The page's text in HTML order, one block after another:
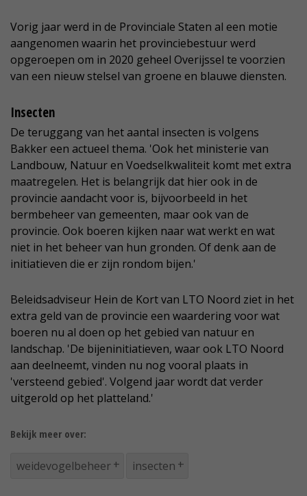
Vorig jaar werd in de Provinciale Staten al een motie
aangenomen waarin het provinciebestuur werd
opgeroepen om in 2020 geheel Overijssel te voorzien
van een nieuw stelsel van groene en blauwe diensten.
Insecten
De teruggang van het aantal insecten is volgens
Bakker een actueel thema. 'Ook het ministerie van
Landbouw, Natuur en Voedselkwaliteit komt met extra
maatregelen. Het is belangrijk dat hier ook in de
provincie aandacht voor is, bijvoorbeeld in het
bermbeheer van gemeenten, maar ook van de
provincie. Ook boeren kijken naar wat werkt en wat
niet in het beheer van hun gronden. Of denk aan de
initiatieven die er zijn rondom bijen.'
Beleidsadviseur Hein de Kort van LTO Noord ziet in het
extra geld van de provincie een waardering voor wat
boeren nu al doen op het gebied van natuur en
landschap. 'De bijeninitiatieven, waar ook LTO Noord
aan deelneemt, vinden nu nog vooral plaats in
'versteend gebied'. Volgend jaar wordt dat verder
uitgerold op het platteland.'
Bekijk meer over:
weidevogelbeheer insecten